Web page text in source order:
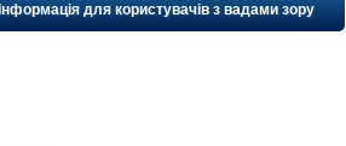
Інформація для користувачів з вадами зору